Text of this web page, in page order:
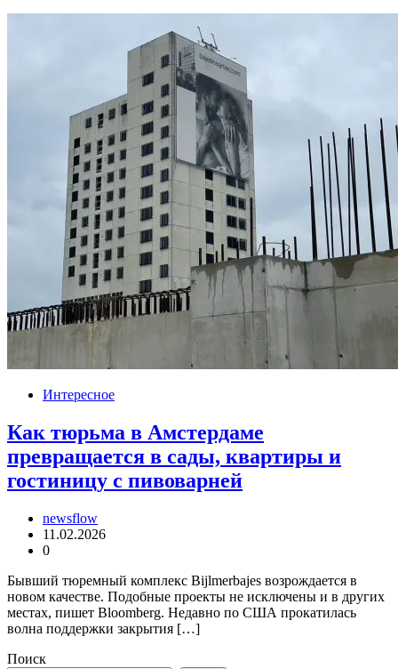
Интересное
Как тюрьма в Амстердаме
превращается в сады, квартиры и
гостиницу с пивоварней
newsflow
11.02.2026
0
Бывший тюремный комплекс Bijlmerbajes возрождается в
новом качестве. Подобные проекты не исключены и в других
местах, пишет Bloomberg. Недавно по США прокатилась
волна поддержки закрытия […]
Поиск